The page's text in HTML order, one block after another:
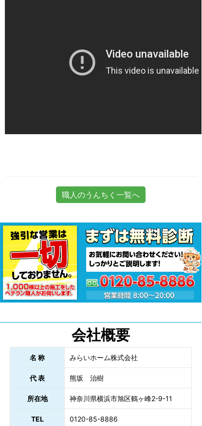
職人のうんちく一覧へ
会社概要
名 称 みらいホーム株式会社
代 表 熊坂 治樹
所在地 神奈川県横浜市旭区鶴ヶ峰2-9-11
TEL 0120-85-8886